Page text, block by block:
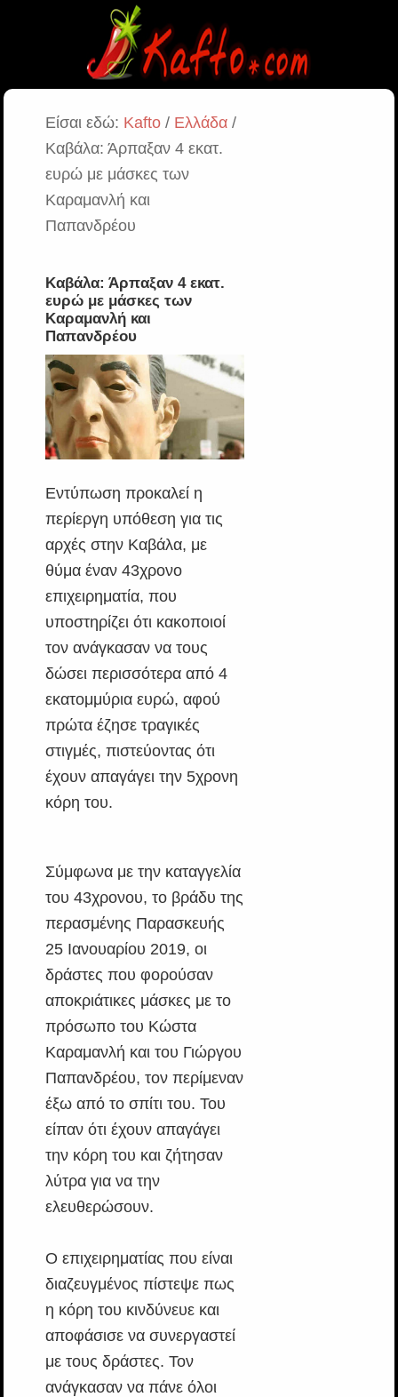
Είσαι εδώ: Kafto/ Ελλάδα/
Καβάλα: Άρπαξαν 4 εκατ.
ευρώ με μάσκες των
Καραμανλή και
Παπανδρέου
Καβάλα: Άρπαξαν 4 εκατ.
ευρώ με μάσκες των
Καραμανλή και
Παπανδρέου
Εντύπωση προκαλεί η
περίεργη υπόθεση για τις
αρχές στην Καβάλα, με
θύμα έναν 43χρονο
επιχειρηματία, που
υποστηρίζει ότι κακοποιοί
τον ανάγκασαν να τους
δώσει περισσότερα από 4
εκατομμύρια ευρώ, αφού
πρώτα έζησε τραγικές
στιγμές, πιστεύοντας ότι
έχουν απαγάγει την 5χρονη
κόρη του.
Σύμφωνα με την καταγγελία
του 43χρονου, το βράδυ της
περασμένης Παρασκευής
25 Ιανουαρίου 2019, οι
δράστες που φορούσαν
αποκριάτικες μάσκες με το
πρόσωπο του Κώστα
Καραμανλή και του Γιώργου
Παπανδρέου, τον περίμεναν
έξω από το σπίτι του. Του
είπαν ότι έχουν απαγάγει
την κόρη του και ζήτησαν
λύτρα για να την
ελευθερώσουν.
Ο επιχειρηματίας που είναι
διαζευγμένος πίστεψε πως
η κόρη του κινδύνευε και
αποφάσισε να συνεργαστεί
με τους δράστες. Τον
ανάγκασαν να πάνε όλοι